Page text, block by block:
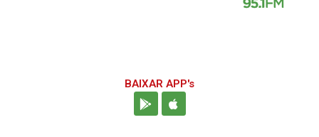
BAIXAR APP's